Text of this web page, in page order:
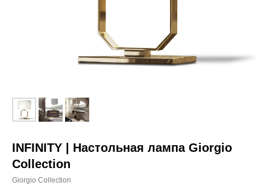
INFINITY | Настольная лампа Giorgio
Collection
Giorgio Collection